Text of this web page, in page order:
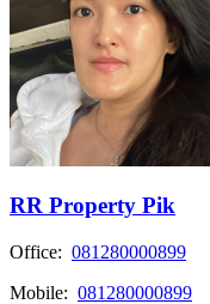
RR Property Pik
Office: 081280000899
Mobile: 081280000899